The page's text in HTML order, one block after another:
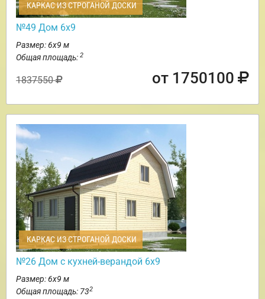
КАРКАС ИЗ СТРОГАНОЙ ДОСКИ
№49 Дом 6х9
Размер: 6х9 м
Общая площадь: 2
1837550 от 1750100
КАРКАС ИЗ СТРОГАНОЙ ДОСКИ
№26 Дом с кухней-верандой 6х9
Размер: 6х9 м
Общая площадь: 732